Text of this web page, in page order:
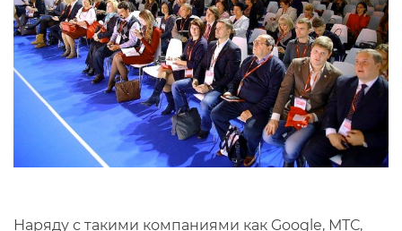
Наряду с такими компаниями как Google, МТС,